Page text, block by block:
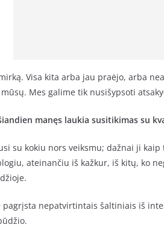
Visa kita arba jau praėjo, arba
Mes galime tik nusišypsoti
manęs laukia susitikimas su
su kokiu nors veiksmu; dažnai ji
ateinančiu iš kažkur, iš kitų, ko
pagrįsta nepatvirtintais šaltiniais iš